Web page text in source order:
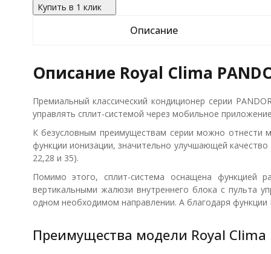
Купить в 1 клик
Описание
Описание Royal Clima
Премиальный классический кондиционер серии
управлять сплит-системой через мобильное
К безусловным преимуществам серии можно отнести
функции ионизации, значительно улучшающей
22,28 и 35).
Помимо этого, сплит-система оснащена функцией
вертикальными жалюзи внутреннего блока с пульта
одном необходимом направлении. А благодаря
Преимущества модели Royal Clima